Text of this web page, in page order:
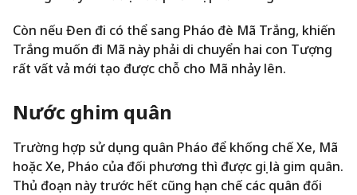
Còn nếu Đen đi có thể sang Pháo đè Mã Trắng, khiến
Trắng muốn đi Mã này phải di chuyển hai con Tượng
rất vất vả mới tạo được chỗ cho Mã nhảy lên.
Nước ghim quân
Trường hợp sử dụng quân Pháo để khống chế Xe, Mã
hoặc Xe, Pháo của đối phương thì được gọi là gim quân.
Thủ đoạn này trước hết cũng hạn chế các quân đối